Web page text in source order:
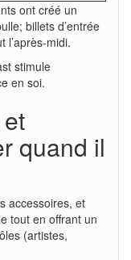
ont créé un
billets d’entrée
l’après-midi.
stimule
en soi.
quand il
accessoires, et
tout en offrant un
(artistes,